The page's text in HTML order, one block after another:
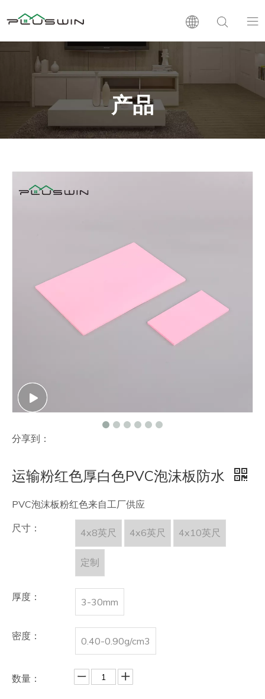
产品
分享到：
运输粉红色厚白色PVC泡沫板防水
PVC泡沫板粉红色来自工厂供应
尺寸：
4x8英尺 4x6英尺 4x10英尺
定制
厚度： 3-30mm
密度： 0.40-0.90g/cm3
数量：